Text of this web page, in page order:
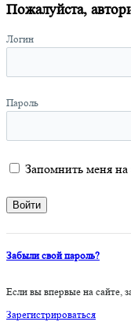
Пожалуйста,
Логин
Пароль
Запомнить меня
Забыли свой пароль?
Если вы впервые на сайте,
Зарегистрироваться